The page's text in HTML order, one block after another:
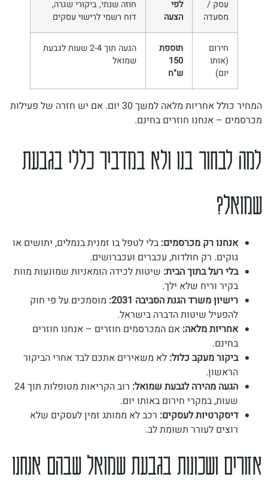
עסק /
מסעדה
לפי
הצעה
חוזה שנתי, ביקורי שגרה,
דוח רשמי לרישוי עסקים
חירום
(אותו
יום)
תוספת
150
ש"ח
הגעה תוך 2-4 שעות לגבעת
שמואל
המחיר כולל אחריות מלאה למשך 30 יום. אם יש חזרה של פעילות
מכרסמים – אנחנו חוזרים בחינם.
למה לבחור בנו ולא במדביר כללי בגבעת
שמואל?
אנחנו רק מכרסמים: בלי לטפל בו זמנית בנמלים, יתושים או
גוקים. רק חולדות, עכברים ועכברושים.
בלי רעל בתוך הבית: שיטות לכידה הומאניות שמונעות מוות
בקיר וריח שלא ילך.
רישיון משרד הגנת הסביבה 2031:
מוסמכים על פי חוק
להפעיל שיטות הדברה בישראל.
אחריות מלאה: אם המכרסמים חוזרים – אנחנו חוזרים
בחינם.
ביקור מעקב כלול: לא משאירים אתכם לבד אחרי הביקור
הראשון.
הגעה מהירה לגבעת שמואל:
רוב הקריאות מטופלות תוך 24
שעות, במקרי חירום באותו יום.
דיסקרטיות לעסקים: רכב לא ממותג זמין לעסקים שלא
רוצים לעורר תשומת לב.
אזורים ושכונות בגבעת שמואל שבהם אנחנו